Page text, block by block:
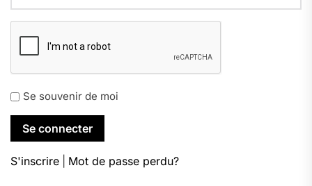
Se souvenir de moi
S'inscrire Mot de passe perdu?